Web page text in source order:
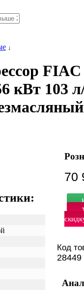
↓
FIAC
кВт 103
70
Код
28449